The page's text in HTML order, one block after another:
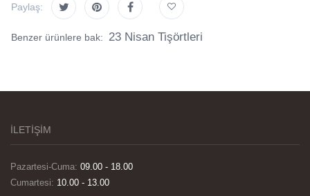
Paylaş:
Benzer ürünlere bak: 23 Nisan Tişörtleri
İLETİŞİM
Pazartesi-Cuma: 09.00 - 18.00
Cumartesi: 10.00 - 13.00